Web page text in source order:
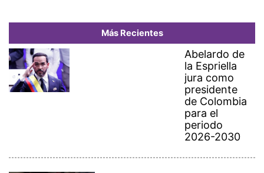
Más Recientes
Abelardo de
la Espriella
jura como
presidente
de Colombia
para el
periodo
2026-2030